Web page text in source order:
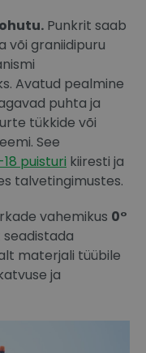
Punkrit saab
või graniidipuru
Avatud pealmine
puhta ja
tükkide või
See
18 puisturi kiiresti ja
talvetingimustes.
vahemikus 0°
materjali tüübile
ja